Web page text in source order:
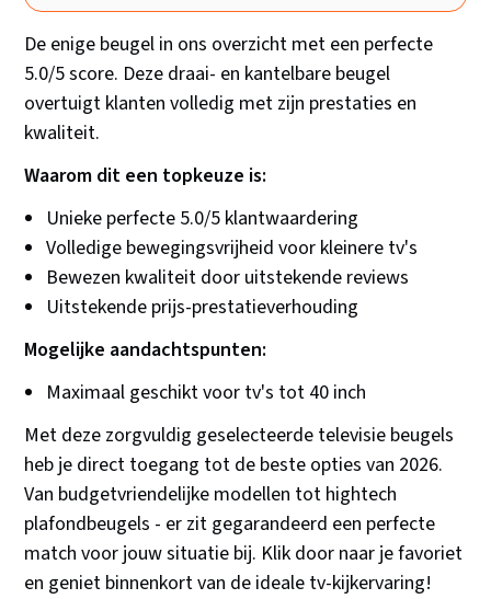
De enige beugel in ons overzicht met een perfecte
5.0/5 score. Deze draai- en kantelbare beugel
overtuigt klanten volledig met zijn prestaties en
kwaliteit.
Waarom dit een topkeuze is:
Unieke perfecte 5.0/5 klantwaardering
Volledige bewegingsvrijheid voor kleinere tv's
Bewezen kwaliteit door uitstekende reviews
Uitstekende prijs-prestatieverhouding
Mogelijke aandachtspunten:
Maximaal geschikt voor tv's tot 40 inch
Met deze zorgvuldig geselecteerde televisie beugels
heb je direct toegang tot de beste opties van 2026.
Van budgetvriendelijke modellen tot hightech
plafondbeugels - er zit gegarandeerd een perfecte
match voor jouw situatie bij. Klik door naar je favoriet
en geniet binnenkort van de ideale tv-kijkervaring!